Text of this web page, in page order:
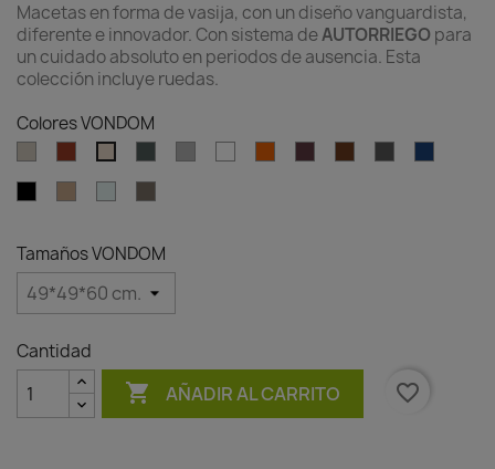
Macetas en forma de vasija, con un diseño vanguardista,
diferente e innovador. Con sistema deAUTORRIEGO para
un cuidado absoluto en periodos de ausencia. Esta
colección incluye ruedas.
Colores VONDOM
Tamaños VONDOM
Cantidad
 AÑADIR AL CARRITO favorite_border